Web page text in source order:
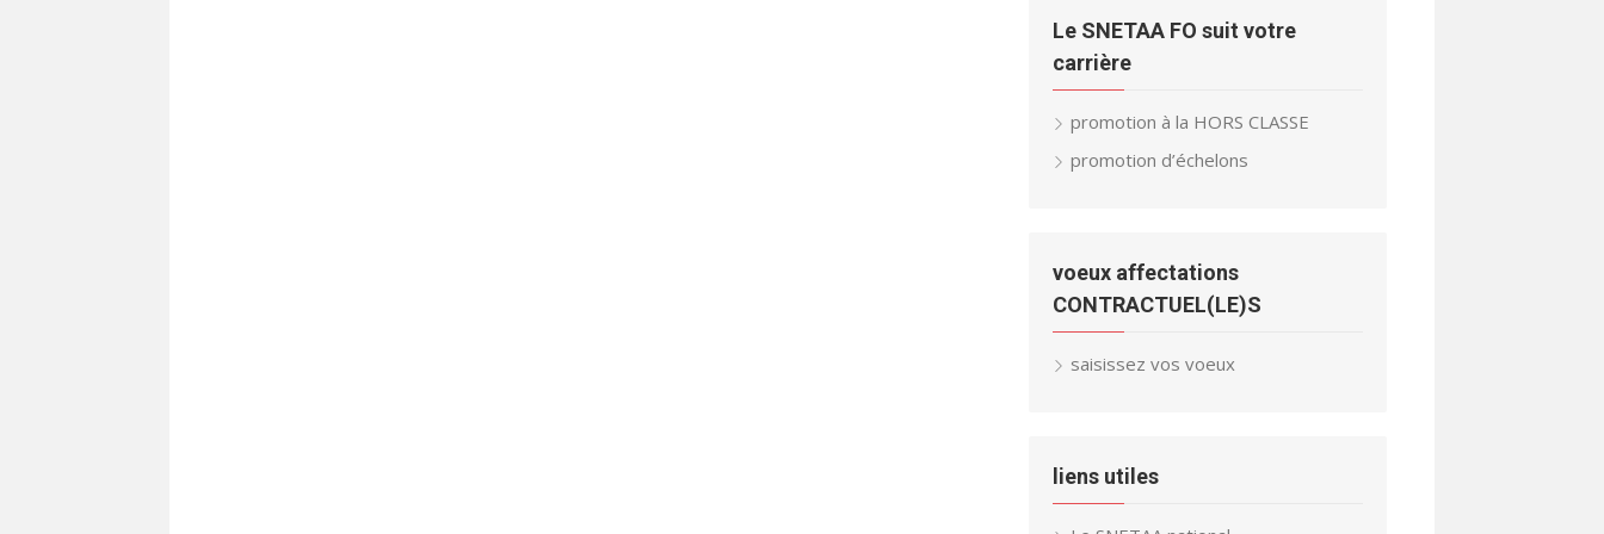
Le SNETAA FO suit votre
carrière
promotion à la HORS CLASSE
promotion d’échelons
voeux affectations
CONTRACTUEL(LE)S
saisissez vos voeux
liens utiles